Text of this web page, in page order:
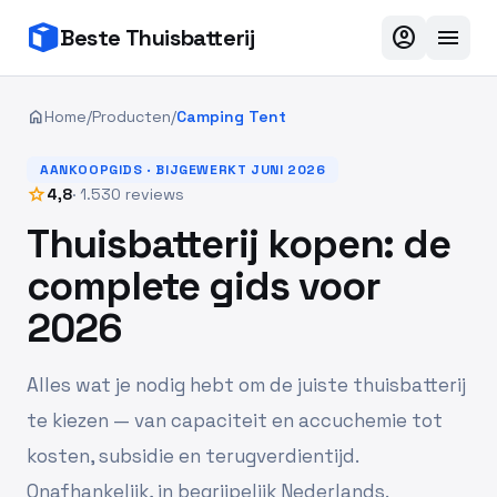
Beste Thuisbatterij account_circle menu
homeHome/Producten/Camping Tent
AANKOOPGIDS · BIJGEWERKT JUNI 2026
star4,8· 1.530 reviews
Thuisbatterij kopen: de
complete gids voor
2026
Alles wat je nodig hebt om de juiste thuisbatterij
te kiezen — van capaciteit en accuchemie tot
kosten, subsidie en terugverdientijd.
Onafhankelijk, in begrijpelijk Nederlands.